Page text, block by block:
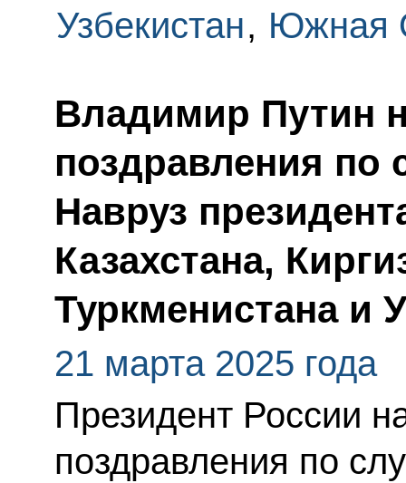
Узбекистан, Южная
Владимир Путин
поздравления по
Навруз
Казахстана,
Туркменистана и
21 марта 2025 года
Президент России
поздравления по